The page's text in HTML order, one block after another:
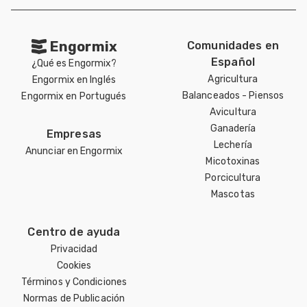
Engormix
¿Qué es Engormix?
Engormix en Inglés
Engormix en Portugués
Empresas
Anunciar en Engormix
Comunidades en
Español
Agricultura
Balanceados - Piensos
Avicultura
Ganadería
Lechería
Micotoxinas
Porcicultura
Mascotas
Centro de ayuda
Privacidad
Cookies
Términos y Condiciones
Normas de Publicación